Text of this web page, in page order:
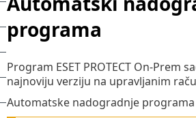
programa
Program ESET PROTECT On-
najnoviju verziju na upravljanim
Automatske nadogradnje programa